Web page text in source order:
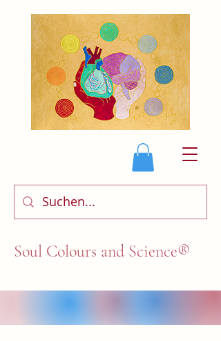
Soul Colours and Science®